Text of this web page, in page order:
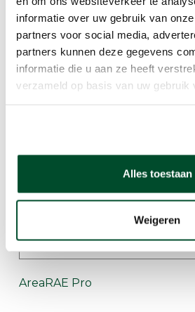
informatie over uw gebruik van
partners voor social media,
partners kunnen deze gegevens
informatie die u aan ze heeft
verzameld op basis van uw gebruik
Alles toestaan
Weigeren
Blackline G7c - Multigas
AreaRAE Pro